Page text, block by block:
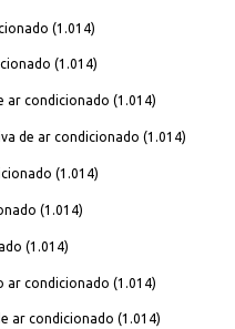
(1.014)
(1.014)
ar condicionado (1.014)
de ar condicionado (1.014)
(1.014)
(1.014)
(1.014)
ar condicionado (1.014)
ar condicionado (1.014)